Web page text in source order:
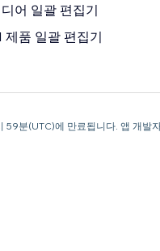
어 일괄 편집기
품 일괄 편집기
59분(UTC)에 만료됩니다. 앱 개